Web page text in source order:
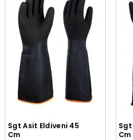
Sepete Ekle
Sgt Asit Eldiveni 45
Cm
Cm